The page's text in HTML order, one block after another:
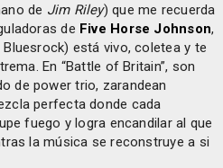
de Jim Riley) que me recuerda
de Five Horse Johnson,
está vivo, coletea y te
En “Battle of Britain”, son
de power trio, zarandean
perfecta donde cada
fuego y logra encandilar al que
la música se reconstruye a si